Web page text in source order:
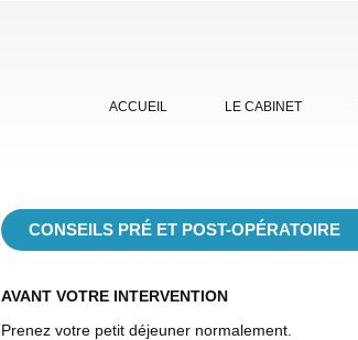
ACCUEIL LE CABINET
CONSEILS PRÉ ET POST-OPÉRATOIRE
AVANT VOTRE INTERVENTION
Prenez votre petit déjeuner normalement.